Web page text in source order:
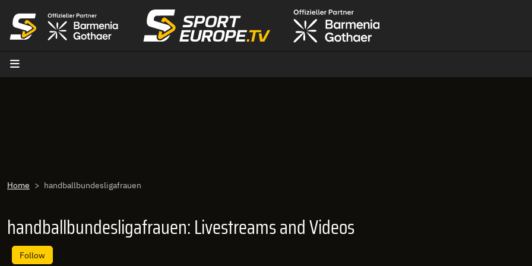
Home handballbundesligafrauen
handballbundesligafrauen: Livestreams and Videos
Follow